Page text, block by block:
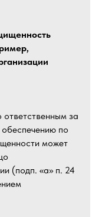
ответственным за
по
может
(подп. «а» п. 24